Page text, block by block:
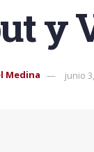
y
Medina junio